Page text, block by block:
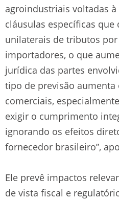
agroindustriais voltadas
cláusulas específicas
unilaterais de tributos
importadores, o que
jurídica das partes
tipo de previsão
comerciais,
exigir o cumprimento
ignorando os efeitos
fornecedor brasileiro”,
Ele prevê impactos
de vista fiscal e